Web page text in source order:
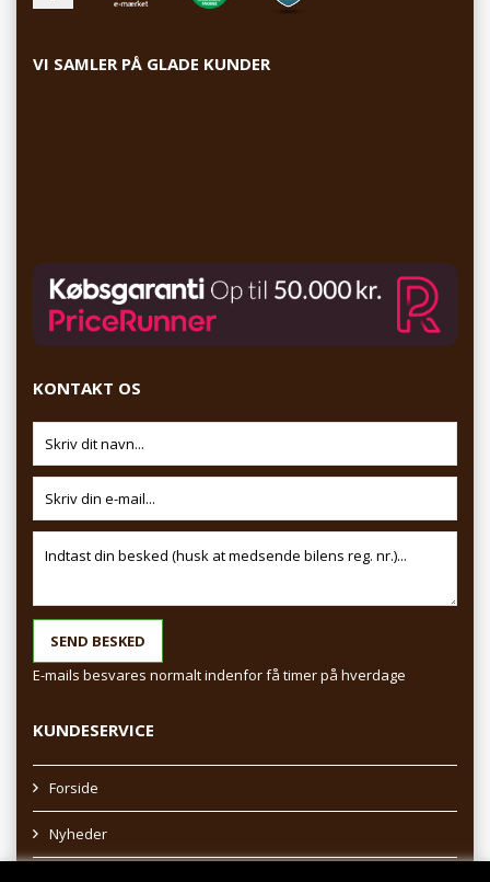
VI SAMLER PÅ GLADE KUNDER
KONTAKT OS
E-mails besvares normalt indenfor få timer på hverdage
KUNDESERVICE
Forside
Nyheder